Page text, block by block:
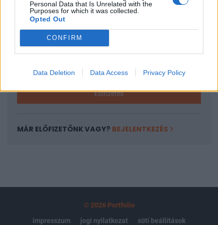
Personal Data that Is Unrelated with the
Purposes for which it was collected.
Opted Out
CONFIRM
Data Deletion Data Access Privacy Policy
tartozik, melynek olvasása előfizetéses
regisztrációhoz kötött.
Az előfizetés a következőket tartalmazza:
Portfolio.hu teljes cikkarchívum
Kötéslisták: BÉT elmúlt 2 év napon belüli
kötéslistái
Előfizetés
MÁR ELŐFIZETŐNK VAGY? BEJELENTKEZÉS
© 2026 Portfolio
impresszum
jogi nyilatkozat süti beállítások